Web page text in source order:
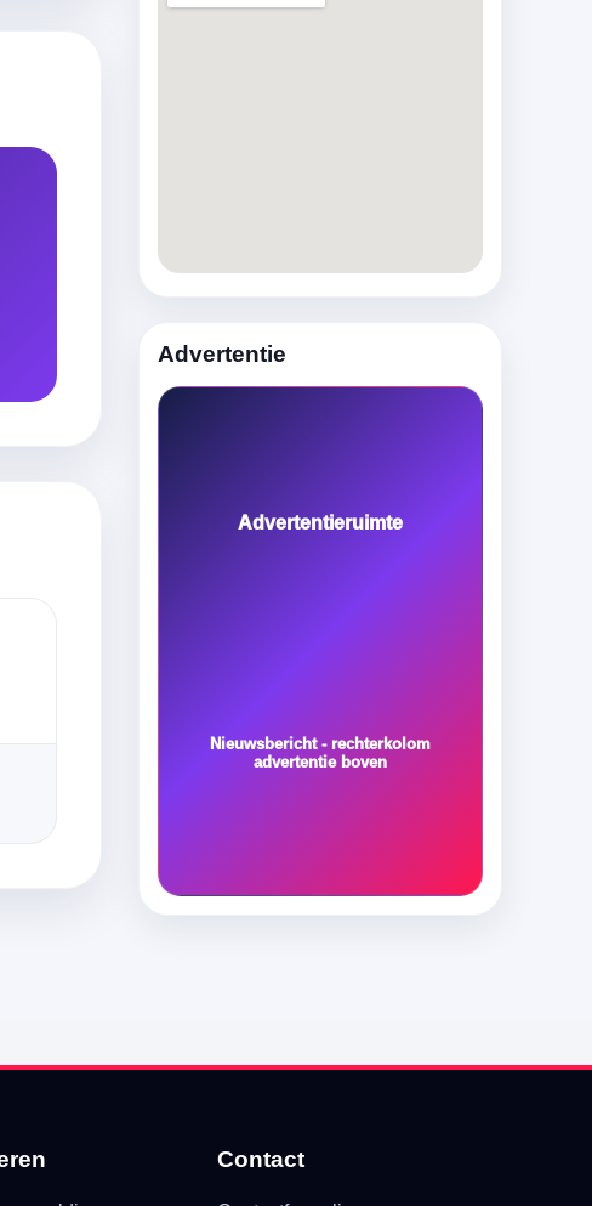
Advertentie
Advertentieruimte
Nieuwsbericht - rechterkolom
advertentie boven
Contact